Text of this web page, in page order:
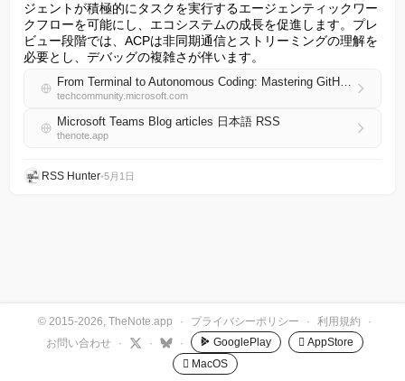
ジェントが積極的にタスクを実行するエージェンティックワー
クフローを可能にし、エコシステムの成長を促進します。プレ
ビュー段階では、ACPは非同期通信とストリーミングの理解を
必要とし、デバッグの複雑さが伴います。
From Terminal to Autonomous Coding: Mastering GitHub Copilot CLI ACP Server
techcommunity.microsoft.com
Microsoft Teams Blog articles 日本語 RSS
thenote.app
RSS Hunter•5月1日
© 2015-2026, TheNote.app · プライバシーポリシー · 利用規約
·
お問い合わせ
· · · GooglePlay
 AppStore
 MacOS